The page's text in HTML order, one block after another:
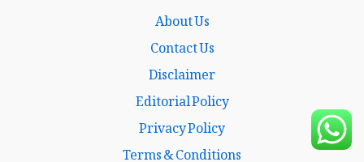
About Us
Contact Us
Disclaimer
Editorial Policy
Privacy Policy
Terms & Conditions